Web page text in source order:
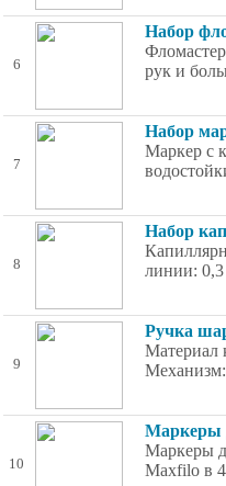
6
Набор
рук и
7
Набор
Маркер с
8
Набор
линии:
9
Ручка
Материал
10
Маркеры
Маркеры
Maxfilo в